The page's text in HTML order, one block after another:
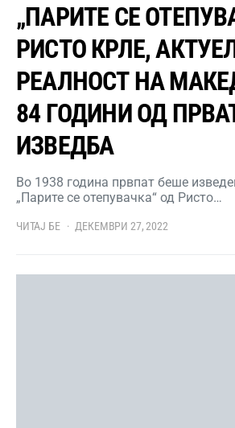
„ПАРИТЕ СЕ
РИСТО КРЛЕ,
РЕАЛНОСТ НА
84 ГОДИНИ ОД
ИЗВЕДБА
Во 1938 година првпат беше
„Парите се отепувачка“ од Ристо…
ЧИТАЈ БЕ ДЕКЕМВРИ 27, 2022